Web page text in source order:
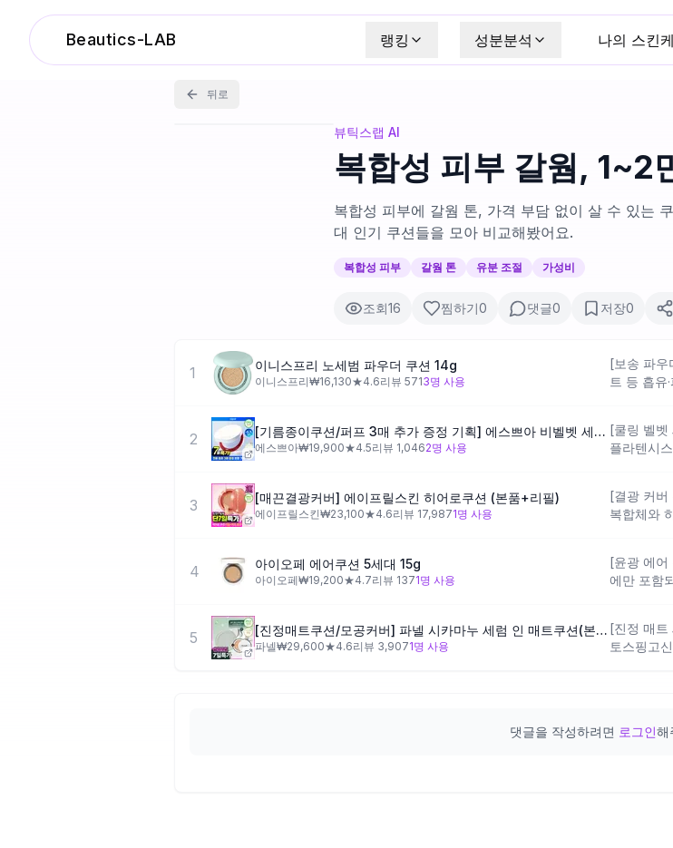
Beautics-LAB 랭킹 성분분석 나의 스킨
뒤로
뷰틱스랩 AI
복합성 피부 갈웜, 1~2
복합성 피부에 갈웜 톤, 가격 부담 없이 살 수 있는
대 인기 쿠션들을 모아 비교해봤어요.
복합성 피부 갈웜 톤 유분 조절 가성비
조회16 찜하기0 댓글0 저장0
1 이니스프리 노세범 파우더 쿠션 14g
이니스프리₩16,130★4.6리뷰 5713명 사용
[보송 파우
트 등 흡유
분이 많아
주 느끼는
2 [기름종이쿠션/퍼프 3매 추가 증정 기획] 에스쁘아 비벨벳 세범컷 쿨링 쿠션 15.8g
에스쁘아₩19,900★4.5리뷰 1,0462명 사용
[쿨링 벨벳
플라텐시
컨디셔닝
나 자극에
3 [매끈결광커버] 에이프릴스킨 히어로쿠션 (본품+리필)
에이프릴스킨₩23,100★4.6리뷰 17,9871명 사용
[결광 커버
복합체와
구성이에
수 있으며,
4 아이오페 에어쿠션 5세대 15g
아이오페₩19,200★4.7리뷰 1371명 사용
[윤광 에어
에만 포함
시에 원하
선하는 분
5 [진정매트쿠션/모공커버] 파넬 시카마누 세럼 인 매트쿠션(본품+리필)
파넬₩29,600★4.6리뷰 3,9071명 사용
[진정 매트
토스핑고
다면 건조
댓글을 작성하려면 로그인해